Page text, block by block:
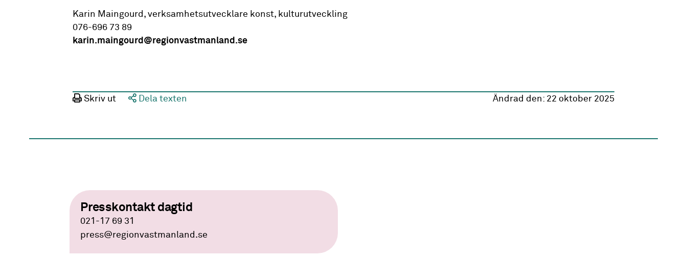
Karin Maingourd, verksamhetsutvecklare konst, kulturutveckling
076-696 73 89
karin.maingourd@regionvastmanland.se
Skriv ut Dela texten Ändrad den: 22 oktober 2025
Presskontakt dagtid
021-17 69 31
press@regionvastmanland.se